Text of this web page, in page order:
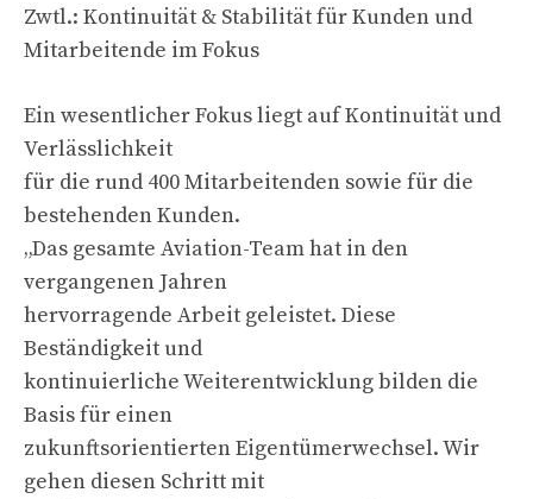
Zwtl.: Kontinuität & Stabilität für Kunden und
Mitarbeitende im Fokus
Ein wesentlicher Fokus liegt auf Kontinuität und
Verlässlichkeit
für die rund 400 Mitarbeitenden sowie für die
bestehenden Kunden.
„Das gesamte Aviation-Team hat in den
vergangenen Jahren
hervorragende Arbeit geleistet. Diese
Beständigkeit und
kontinuierliche Weiterentwicklung bilden die
Basis für einen
zukunftsorientierten Eigentümerwechsel. Wir
gehen diesen Schritt mit